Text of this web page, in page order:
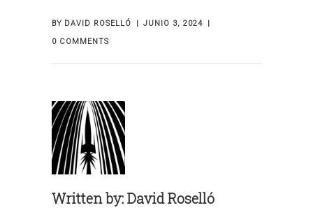
BY DAVID ROSELLÓ
JUNIO 3, 2024
0 COMMENTS
Written by:David Roselló